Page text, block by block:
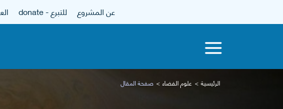
عن المشروع للتبرع - donate
الرئيسية علوم الفضاء صفحة المقال